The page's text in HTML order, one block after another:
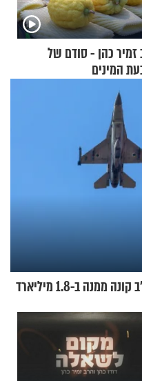
זמיר כהן - סודם של
המינים
סירבו למכור לישראל - עכשיו ארה"ב קונה ממנה ב-1.8 מיליארד